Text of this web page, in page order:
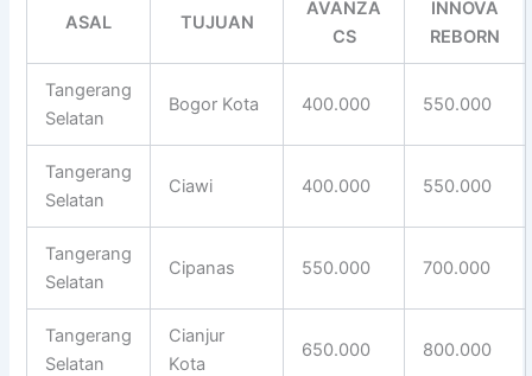
ASAL TUJUAN
AVANZA
CS
INNOVA
REBORN
Tangerang
Selatan
Bogor Kota 400.000 550.000
Tangerang
Selatan
Ciawi 400.000 550.000
Tangerang
Selatan
Cipanas 550.000 700.000
Tangerang
Selatan
Cianjur
Kota
650.000 800.000